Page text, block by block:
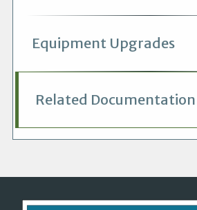
Equipment Upgrades
Related Documentation